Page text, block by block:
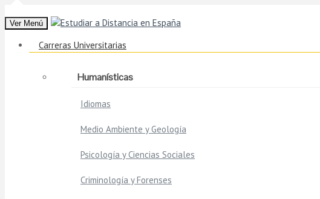
Ver Menú
Carreras Universitarias
Humanísticas
Idiomas
Medio Ambiente y Geología
Psicología y Ciencias Sociales
Criminología y Forenses